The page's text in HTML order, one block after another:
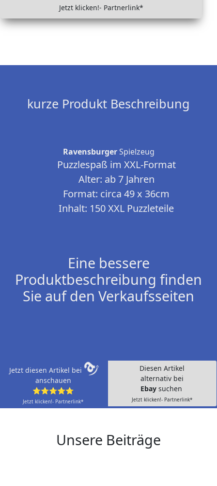
Jetzt klicken!- Partnerlink*
kurze Produkt Beschreibung
RavensburgerSpielzeug
Puzzlespaß im XXL-Format
Alter: ab 7 Jahren
Format: circa 49 x 36cm
Inhalt: 150 XXL Puzzleteile
Eine bessere
Produktbeschreibung finden
Sie auf den Verkaufsseiten
Jetzt diesen Artikel bei
anschauen
⭐⭐⭐⭐⭐
Jetzt klicken!- Partnerlink*
Diesen Artikel
alternativ bei
Ebay suchen
Jetzt klicken!- Partnerlink*
Unsere Beiträge